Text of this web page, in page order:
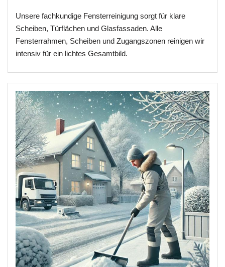
Unsere fachkundige Fensterreinigung sorgt für klare
Scheiben, Türflächen und Glasfassaden. Alle
Fensterrahmen, Scheiben und Zugangszonen reinigen wir
intensiv für ein lichtes Gesamtbild.